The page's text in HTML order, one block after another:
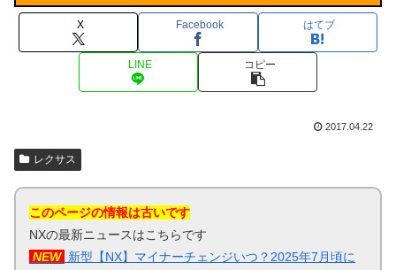
X Facebook はてブ
LINE コピー
2017.04.22
レクサス
このページの情報は古いです
NXの最新ニュースはこちらです
NEW 新型【NX】マイナーチェンジいつ？2025年7月頃に